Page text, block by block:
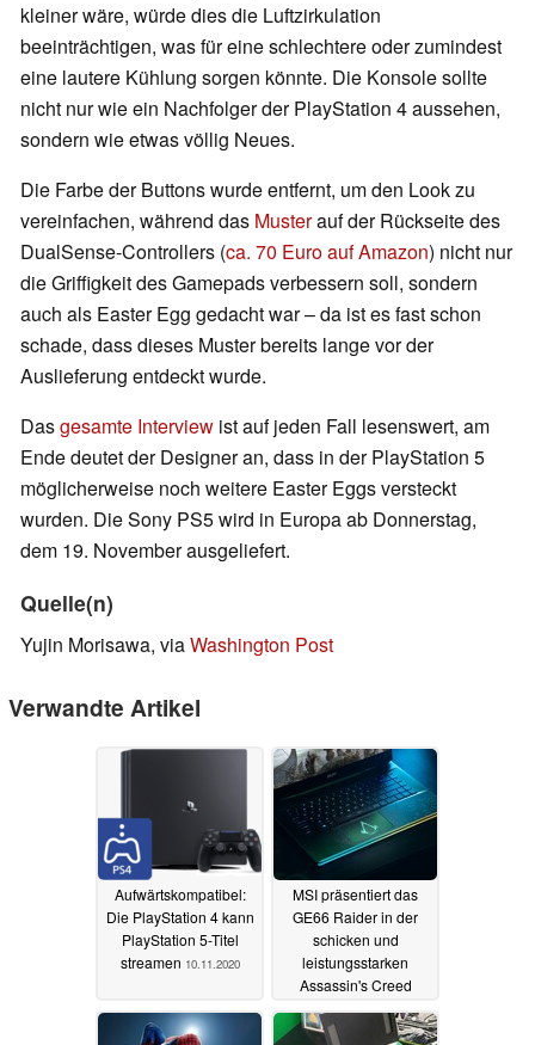
kleiner wäre, würde dies die Luftzirkulation
beeinträchtigen, was für eine schlechtere oder zumindest
eine lautere Kühlung sorgen könnte. Die Konsole sollte
nicht nur wie ein Nachfolger der PlayStation 4 aussehen,
sondern wie etwas völlig Neues.
Die Farbe der Buttons wurde entfernt, um den Look zu
vereinfachen, während das Musterauf der Rückseite des
DualSense-Controllers (ca. 70 Euro auf Amazon) nicht nur
die Griffigkeit des Gamepads verbessern soll, sondern
auch als Easter Egg gedacht war – da ist es fast schon
schade, dass dieses Muster bereits lange vor der
Auslieferung entdeckt wurde.
Dasgesamte Interview ist auf jeden Fall lesenswert, am
Ende deutet der Designer an, dass in der PlayStation 5
möglicherweise noch weitere Easter Eggs versteckt
wurden. Die Sony PS5 wird in Europa ab Donnerstag,
dem 19. November ausgeliefert.
Quelle(n)
Yujin Morisawa, viaWashington Post
Verwandte Artikel
Aufwärtskompatibel:
Die PlayStation 4 kann
PlayStation 5-Titel
streamen 10.11.2020
MSI präsentiert das
GE66 Raider in der
schicken und
leistungsstarken
Assassin's Creed
Valhalla Special
Edition
10.11.2020